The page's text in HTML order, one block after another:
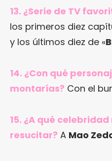
13. ¿Serie de TV
los primeros diez
y los últimos diez de «
14. ¿Con qué
montarías? Con el
15. ¿A qué
resucitar? A Mao